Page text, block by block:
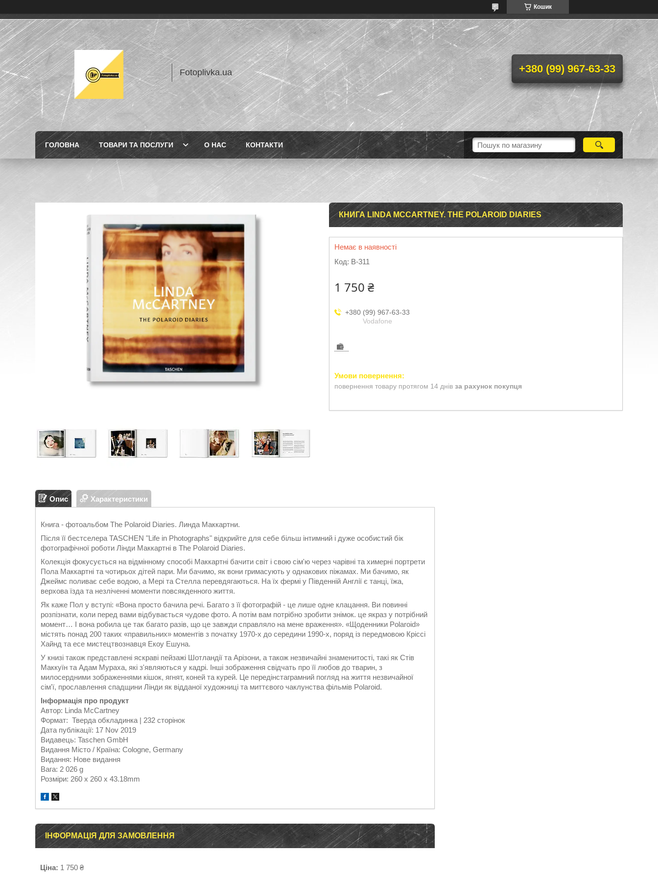
Кошик
Fotoplivka.ua +380 (99) 967-63-33
ГОЛОВНА ТОВАРИ ТА ПОСЛУГИ О НАС КОНТАКТИ
КНИГА LINDA MCCARTNEY. THE POLAROID DIARIES
Немає в наявності
Код: B-311
1 750 ₴
+380 (99) 967-63-33
Vodafone
повернення товару протягом 14 днів за рахунок покупця
Опис Характеристики
Книга - фотоальбом The Polaroid Diaries. Линда Маккартни.
Після її бестселера TASCHEN "Life in Photographs" відкрийте для себе більш інтимний і дуже особистий бік
фотографічної роботи Лінди Маккартні в The Polaroid Diaries.
Колекція фокусується на відмінному способі Маккартні бачити світ і свою сім'ю через чарівні та химерні портрети
Пола Маккартні та чотирьох дітей пари. Ми бачимо, як вони гримасують у однакових піжамах. Ми бачимо, як
Джеймс поливає себе водою, а Мері та Стелла перевдягаються. На їх фермі у Південній Англії є танці, їжа,
верхова їзда та незліченні моменти повсякденного життя.
Як каже Пол у вступі: «Вона просто бачила речі. Багато з її фотографій - це лише одне клацання. Ви повинні
розпізнати, коли перед вами відбувається чудове фото. А потім вам потрібно зробити знімок. це якраз у потрібний
момент… І вона робила це так багато разів, що це завжди справляло на мене враження». «Щоденники Polaroid»
містять понад 200 таких «правильних» моментів з початку 1970-х до середини 1990-х, поряд із передмовою Кріссі
Хайнд та есе мистецтвознавця Екоу Ешуна.
У книзі також представлені яскраві пейзажі Шотландії та Арізони, а також незвичайні знаменитості, такі як Стів
Маккуїн та Адам Мураха, які з'являються у кадрі. Інші зображення свідчать про її любов до тварин, з
милосердними зображеннями кішок, ягнят, коней та курей. Це передінстаграмний погляд на життя незвичайної
сім'ї, прославлення спадщини Лінди як відданої художниці та миттєвого чаклунства фільмів Polaroid.
Інформація про продукт
Автор: Linda McCartney
Формат: Тверда обкладинка | 232 сторінок
Дата публікації: 17 Nov 2019
Видавець: Taschen GmbH
Видання Місто / Країна: Cologne, Germany
Видання: Нове видання
Вага: 2 026 g
Розміри: 260 x 260 x 43.18mm
ІНФОРМАЦІЯ ДЛЯ ЗАМОВЛЕННЯ
Ціна: 1 750 ₴